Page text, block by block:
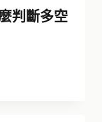
判斷多空